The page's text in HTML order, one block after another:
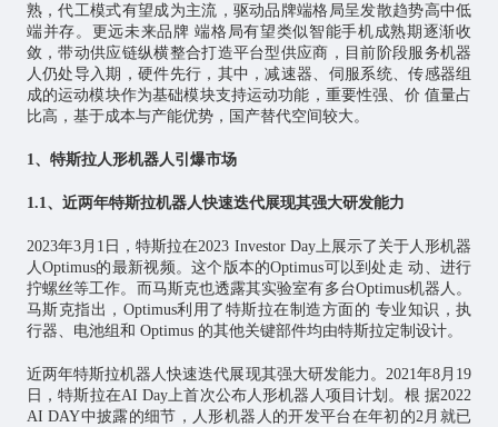
熟，代工模式有望成为主流，驱动品牌端格局呈发散趋势高中低
端并存。更远未来品牌 端格局有望类似智能手机成熟期逐渐收
敛，带动供应链纵横整合打造平台型供应商，目前阶段服务机器
人仍处导入期，硬件先行，其中，减速器、伺服系统、传感器组
成的运动模块作为基础模块支持运动功能，重要性强、价 值量占
比高，基于成本与产能优势，国产替代空间较大。
1、特斯拉人形机器人引爆市场
1.1、近两年特斯拉机器人快速迭代展现其强大研发能力
2023年3月1日，特斯拉在2023 Investor Day上展示了关于人形机器
人Optimus的最新视频。这个版本的Optimus可以到处走 动、进行
拧螺丝等工作。而马斯克也透露其实验室有多台Optimus机器人。
马斯克指出，Optimus利用了特斯拉在制造方面的 专业知识，执
行器、电池组和 Optimus 的其他关键部件均由特斯拉定制设计。
近两年特斯拉机器人快速迭代展现其强大研发能力。2021年8月19
日，特斯拉在AI Day上首次公布人形机器人项目计划。根 据2022
AI DAY中披露的细节，人形机器人的开发平台在年初的2月就已